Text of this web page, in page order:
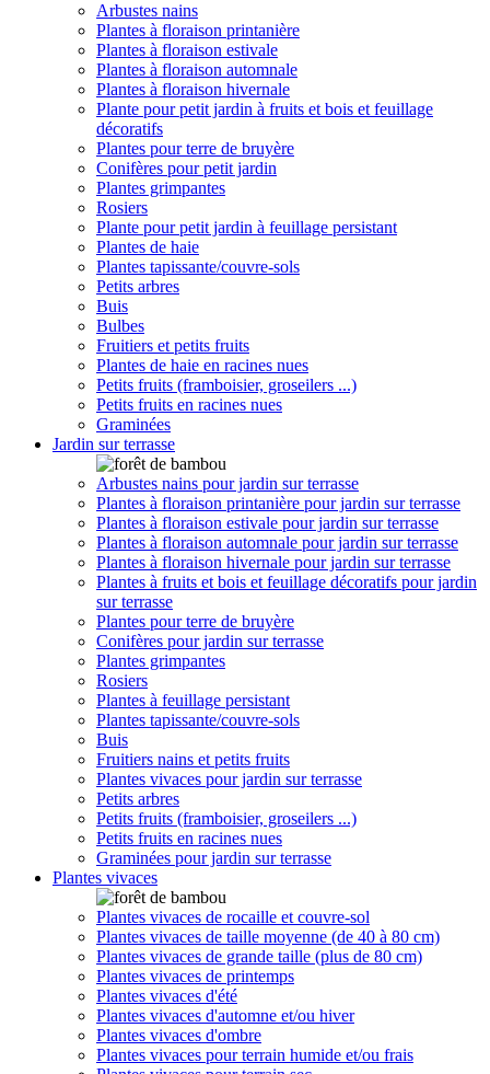
Arbustes nains
Plantes à floraison printanière
Plantes à floraison estivale
Plantes à floraison automnale
Plantes à floraison hivernale
Plante pour petit jardin à fruits et bois et feuillage
décoratifs
Plantes pour terre de bruyère
Conifères pour petit jardin
Plantes grimpantes
Rosiers
Plante pour petit jardin à feuillage persistant
Plantes de haie
Plantes tapissante/couvre-sols
Petits arbres
Buis
Bulbes
Fruitiers et petits fruits
Plantes de haie en racines nues
Petits fruits (framboisier, groseilers ...)
Petits fruits en racines nues
Graminées
Jardin sur terrasse
Arbustes nains pour jardin sur terrasse
Plantes à floraison printanière pour jardin sur terrasse
Plantes à floraison estivale pour jardin sur terrasse
Plantes à floraison automnale pour jardin sur terrasse
Plantes à floraison hivernale pour jardin sur terrasse
Plantes à fruits et bois et feuillage décoratifs pour jardin
sur terrasse
Plantes pour terre de bruyère
Conifères pour jardin sur terrasse
Plantes grimpantes
Rosiers
Plantes à feuillage persistant
Plantes tapissante/couvre-sols
Buis
Fruitiers nains et petits fruits
Plantes vivaces pour jardin sur terrasse
Petits arbres
Petits fruits (framboisier, groseilers ...)
Petits fruits en racines nues
Graminées pour jardin sur terrasse
Plantes vivaces
Plantes vivaces de rocaille et couvre-sol
Plantes vivaces de taille moyenne (de 40 à 80 cm)
Plantes vivaces de grande taille (plus de 80 cm)
Plantes vivaces de printemps
Plantes vivaces d'été
Plantes vivaces d'automne et/ou hiver
Plantes vivaces d'ombre
Plantes vivaces pour terrain humide et/ou frais